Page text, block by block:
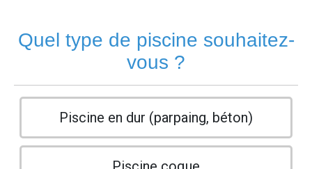
Quel type de piscine souhaitez-
vous ?
Piscine en dur (parpaing, béton)